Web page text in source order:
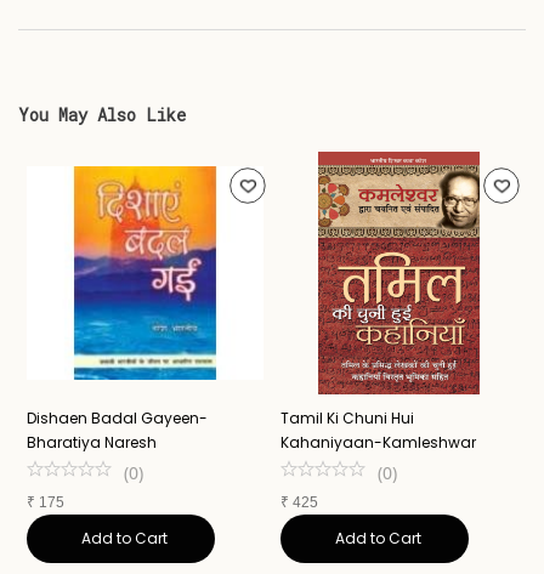
You May Also Like
Dishaen Badal Gayeen-
Bharatiya Naresh
(0)
₹ 175
Add to Cart
Tamil Ki Chuni Hui
Kahaniyaan-Kamleshwar
(0)
₹ 425
Add to Cart